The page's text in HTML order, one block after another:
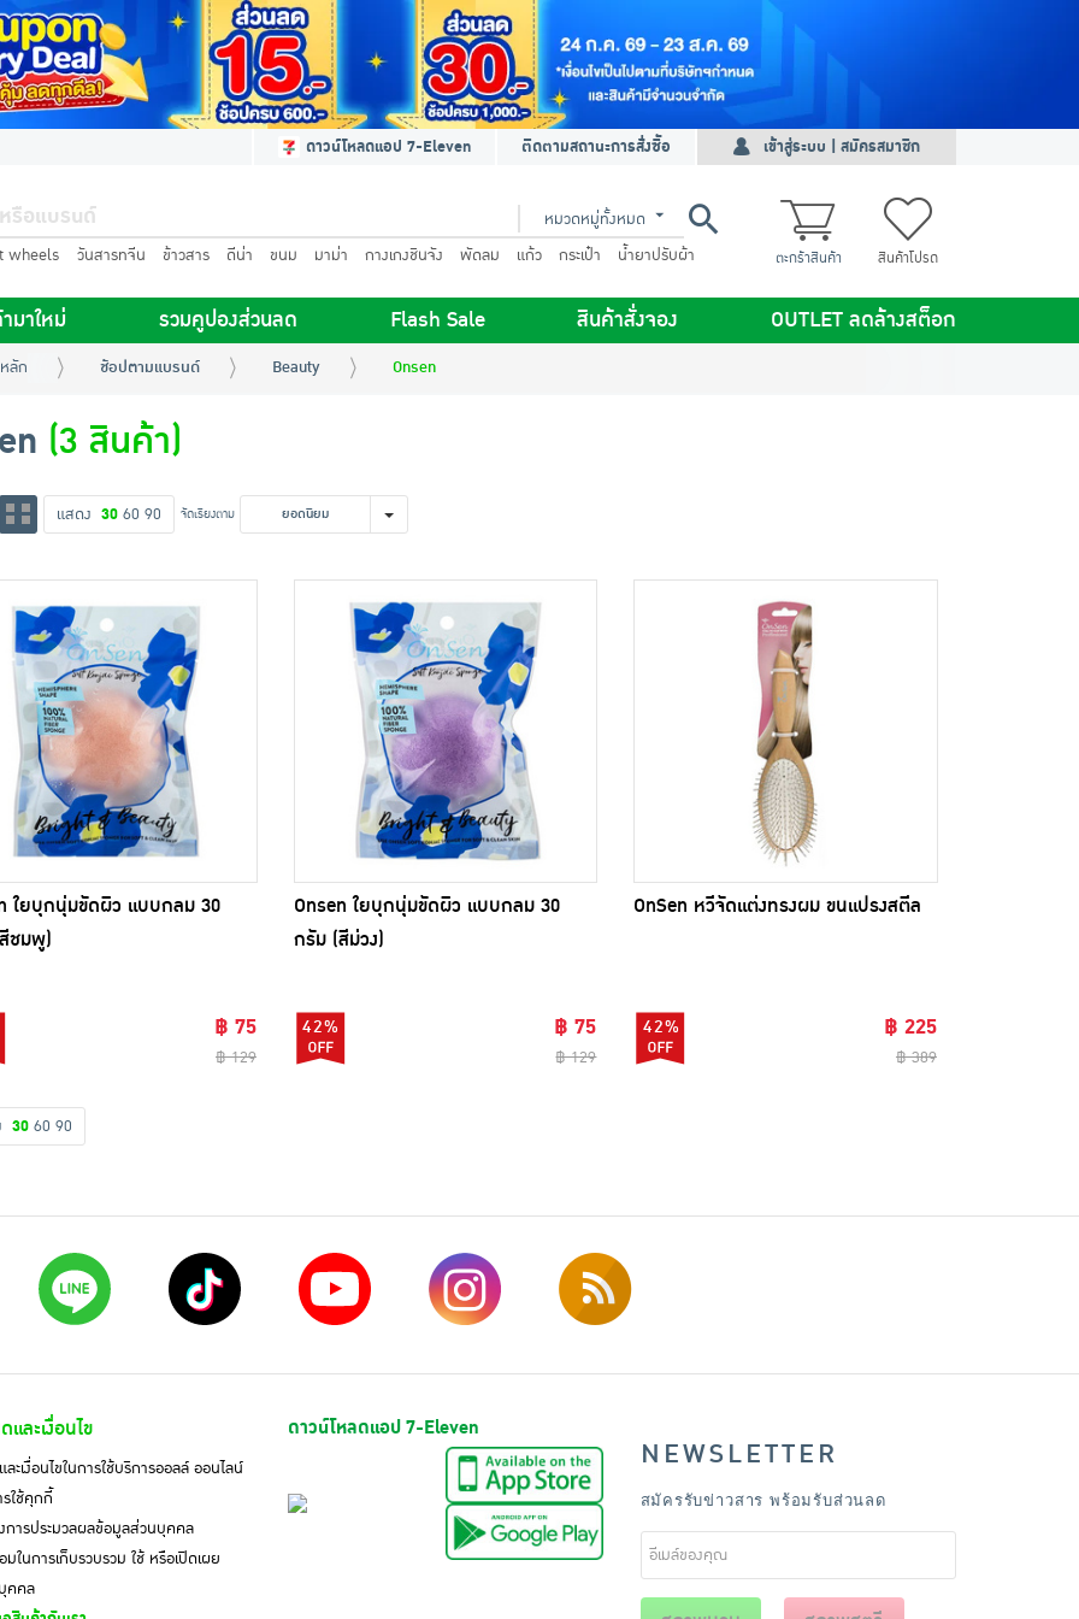
ดาวน์โหลดแอป 7-Eleven ติดตามสถานะการสั่งซื้อ เข้าสู่ระบบ | สมัครสมาชิก
หมวดหมู่ทั้งหมด
wheels วันสารทจีน ข้าวสาร ดีน่า ขนม มาม่า กางเกงชินจัง พัดลม แก้ว กระเป๋า
น้ำยาปรับผ้า
ตะกร้าสินค้า สินค้าโปรด
มาใหม่ รวมคูปองส่วนลด Flash Sale สินค้าสั่งจอง OUTLET ลดล้างสต็อก
ลัก ช้อปตามแบรนด์ Beauty Onsen
(3 สินค้า)
แสดง 30 60 90 จัดเรียงตาม ยอดนิยม
ใยบุกนุ่มขัดผิว แบบกลม 30
ชมพู)
฿ 75
฿ 129
Onsen ใยบุกนุ่มขัดผิว แบบกลม 30
กรัม (สีม่วง)
42% ฿ 75
฿ 129
OnSen หวีจัดแต่งทรงผม ขนแปรงสตีล
42% ฿ 225
฿ 389
30 60 90
ละเงื่อนไข
ะเงื่อนไขในการใช้บริการออลล์ ออนไลน์
ใช้คุกกี้
การประมวลผลข้อมูลส่วนบุคคล
ในการเก็บรวบรวม ใช้ หรือเปิดเผย
คคล
ดาวน์โหลดแอป 7-Eleven
NEWSLETTER
สมัครรับข่าวสาร พร้อมรับส่วนลด